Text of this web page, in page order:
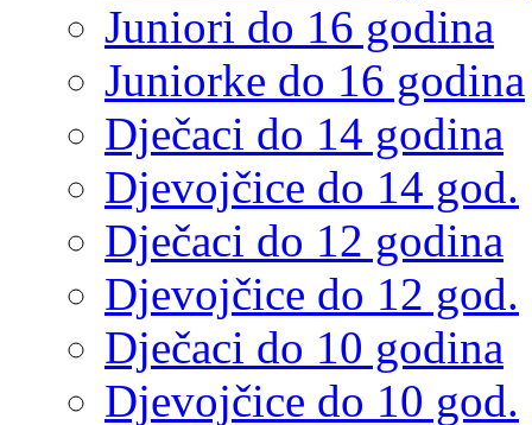
Juniori do 16 godina
Juniorke do 16 godina
Dječaci do 14 godina
Djevojčice do 14 god.
Dječaci do 12 godina
Djevojčice do 12 god.
Dječaci do 10 godina
Djevojčice do 10 god.